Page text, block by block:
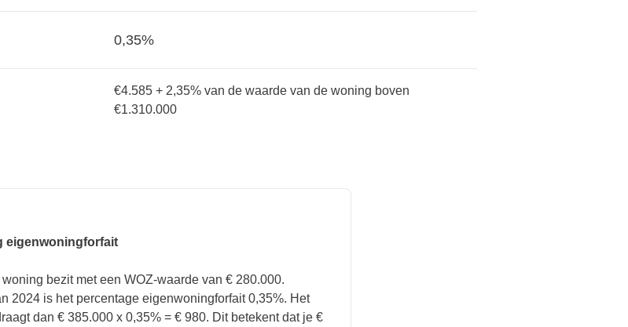
0,35%
€4.585 + 2,35% van de waarde van de woning boven
€1.310.000
eigenwoningforfait
bezit met een WOZ-waarde van € 280.000.
2024 is het percentage eigenwoningforfait 0,35%. Het
dan € 385.000 x 0,35% = € 980. Dit betekent dat je €